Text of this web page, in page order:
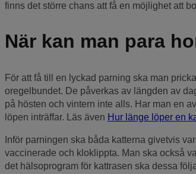
finns det större chans att få en möjlighet att
När kan man para
För att få till en lyckad parning ska man
oregelbundet. De påverkas av längden av
på hösten och vintern inte alls. Har man en
löpen inträffar. Läs även Hur länge löper en
Inför parningen ska båda katterna givetvis
vaccinerade och kloklippta. Man ska också
det hälsoprogram för kattrasen ska dessa